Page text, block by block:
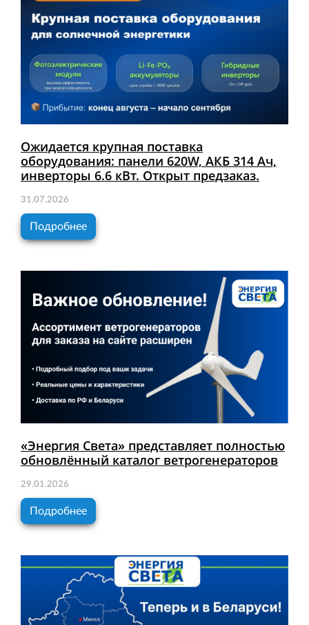
Ожидается крупная поставка
оборудования: панели 620W, АКБ 314 Ач,
инверторы 6.6 кВт. Открыт предзаказ.
31.07.2026
Подробнее
«Энергия Света» представляет полностью
обновлённый каталог ветрогенераторов
29.01.2026
Подробнее